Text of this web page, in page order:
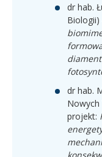
dr hab.
Biologii)
dr hab.
Nowych
projekt: